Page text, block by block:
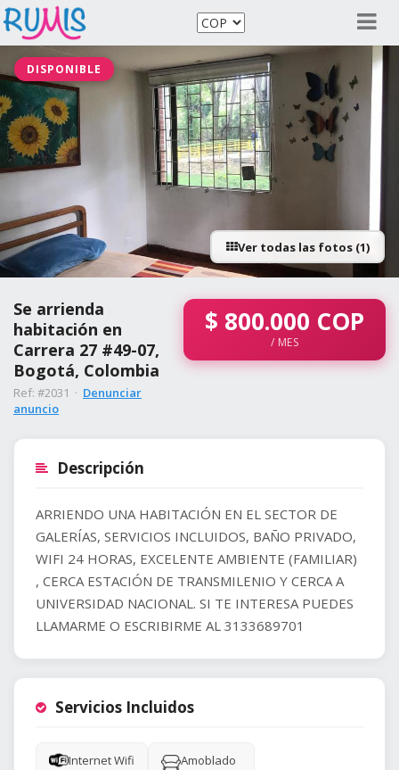
DISPONIBLE
Ver todas las fotos (1)
Se arrienda
habitación en
Carrera 27 #49-07,
Bogotá, Colombia
Ref: #2031 · Denunciar
anuncio
$ 800.000 COP
/ MES
Descripción
ARRIENDO UNA HABITACIÓN EN EL SECTOR DE
GALERÍAS, SERVICIOS INCLUIDOS, BAÑO PRIVADO,
WIFI 24 HORAS, EXCELENTE AMBIENTE (FAMILIAR)
, CERCA ESTACIÓN DE TRANSMILENIO Y CERCA A
UNIVERSIDAD NACIONAL. SI TE INTERESA PUEDES
LLAMARME O ESCRIBIRME AL 3133689701
Servicios Incluidos
Internet Wifi Amoblado